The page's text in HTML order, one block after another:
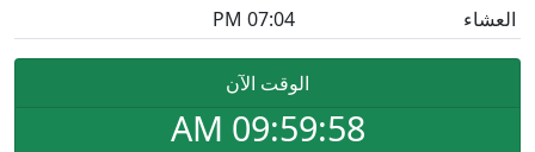
العشاء
07:04 PM
الوقت الآن
09:59:58
AM